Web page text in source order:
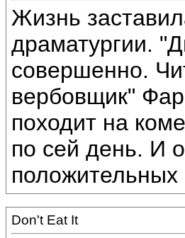
Жизнь
драматургии.
совершенно.
вербовщик"
походит на
по сей день. И
положительных
Don't Eat It